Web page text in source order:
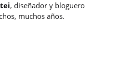
, diseñador y bloguero
muchos años.